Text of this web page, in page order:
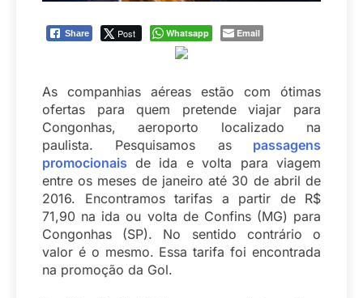
Share Post Whatsapp Email
As companhias aéreas estão com ótimas
ofertas para quem pretende viajar para
Congonhas, aeroporto localizado na
paulista. Pesquisamos aspassagens
promocionais de ida e volta para viagem
entre os meses de janeiro até 30 de abril de
2016. Encontramos tarifas a partir de R$
71,90 na ida ou volta de Confins (MG) para
Congonhas (SP). No sentido contrário o
valor é o mesmo. Essa tarifa foi encontrada
na promoção da Gol.